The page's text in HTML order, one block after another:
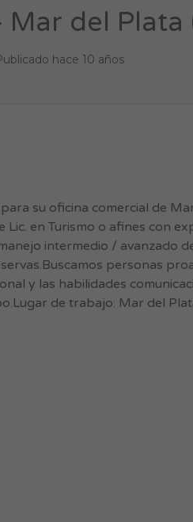
del Plata
hace 10 años
su oficina comercial de
en Turismo o afines con
intermedio / avanzado
personas
y las habilidades
de trabajo: Mar del